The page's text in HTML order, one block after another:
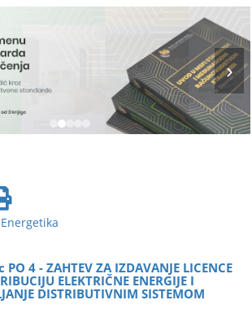
Energetika
PO 4 - ZAHTEV ZA IZDAVANJE LICENCE
ELEKTRIČNE ENERGIJE I
DISTRIBUTIVNIM SISTEMOM